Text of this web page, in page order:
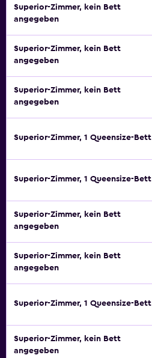
Superior-Zimmer, kein Bett
angegeben
Superior-Zimmer, kein Bett
angegeben
Superior-Zimmer, kein Bett
angegeben
Superior-Zimmer, 1 Queensize-Bett
Superior-Zimmer, 1 Queensize-Bett
Superior-Zimmer, kein Bett
angegeben
Superior-Zimmer, kein Bett
angegeben
Superior-Zimmer, 1 Queensize-Bett
Superior-Zimmer, kein Bett
angegeben